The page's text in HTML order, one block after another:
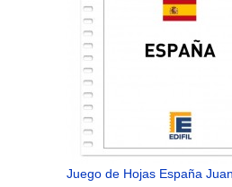
Juego de Hojas España Juan